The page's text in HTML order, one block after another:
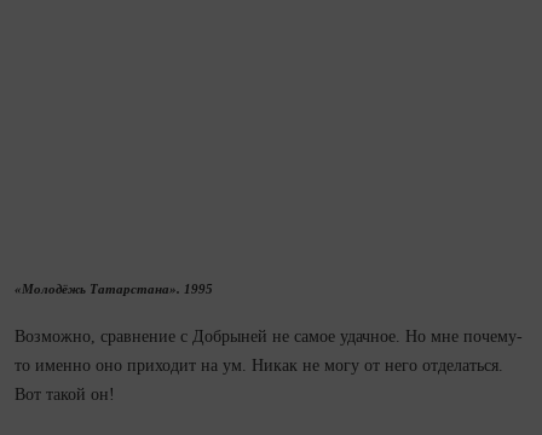
«Молодёжь Татарстана». 1995
Возможно, сравнение с Добрыней не самое удачное. Но мне почему-
то именно оно приходит на ум. Никак не могу от него отделаться.
Вот такой он!